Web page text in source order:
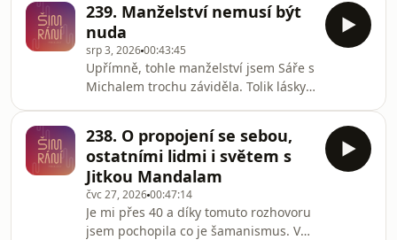
krátká jeskyně vás vezme do
Šimracího světa. Pojďte dál💋
Postprodukce: Ondřej Markus Zeman
239. Manželství nemusí být
nuda
srp 3, 202600:43:45
Upřímně, tohle manželství jsem Sáře s
Michalem trochu záviděla. Tolik lásky,
povídání o společné cestě, první
návštěvě swingers klubu, i otaznicich
kolem prvního sexu.Postprodukce:
Ondřej Markus Zeman
238. O propojení se sebou,
ostatními lidmi i světem s
Jitkou Mandalam
čvc 27, 202600:47:14
Je mi přes 40 a díky tomuto rozhovoru
jsem pochopila co je šamanismus. Vy